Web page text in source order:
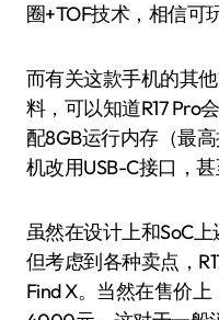
圈+TOF技术，相信可
而有关这款手机的其
料，可以知道R17 Pro
配8GB运行内存（最
机改用USB-C接口，
虽然在设计上和SoC上
但考虑到各种卖点，
Find X。当然在售价上